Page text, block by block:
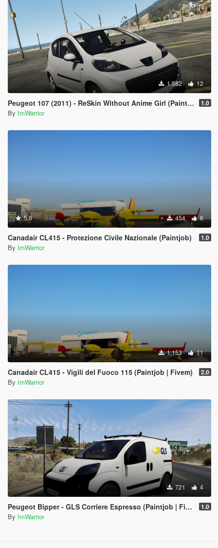
1,582 12
Peugeot 107 (2011) - ReSkin Without Anime Girl (Paintjob | FiveM) 1.0
By ImWarrior
5.0 454 6
Canadair CL415 - Protezione Civile Nazionale (Paintjob) 1.0
By ImWarrior
1,153 11
Canadair CL415 - Vigili del Fuoco 115 (Paintjob | Fivem) 2.0
By ImWarrior
721 4
Peugeot Bipper - GLS Corriere Espresso (Paintjob | FiveM) 1.0
By ImWarrior